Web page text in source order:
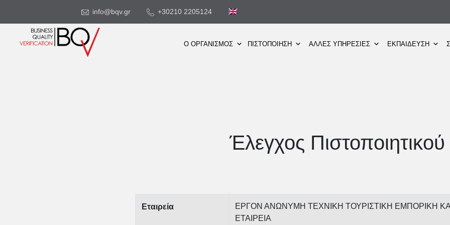
info@bqv.gr +30210 2205124
Ο ΟΡΓΑΝΙΣΜΟΣ ΠΙΣΤΟΠΟΙΗΣΗ ΑΛΛΕΣ ΥΠΗΡΕΣΙΕΣ ΕΚΠΑΙΔΕΥΣΗ
Έλεγχος Πιστοποιητικού
Εταιρεία
ΕΡΓΟΝ ΑΝΩΝΥΜΗ ΤΕΧΝΙΚΗ ΤΟΥΡΙΣΤΙΚΗ ΕΜΠΟΡΙΚΗ
ΕΤΑΙΡΕΙΑ